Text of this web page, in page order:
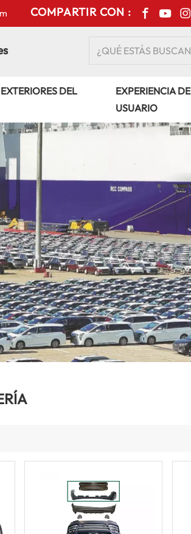
COMPARTIR CON :
DEL
EXPERIENCIA DE
USUARIO